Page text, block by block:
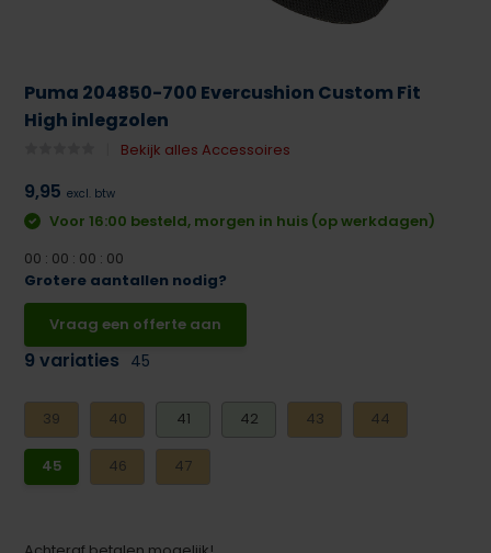
Puma 204850-700 Evercushion Custom Fit
High inlegzolen
Bekijk alles Accessoires
9,95 excl. btw
Voor 16:00 besteld, morgen in huis (op werkdagen)
00 : 00 : 00 : 00
Grotere aantallen nodig?
Vraag een offerte aan
9 variaties 45
39 40 41 42 43 44
45 46 47